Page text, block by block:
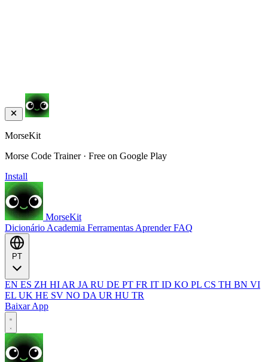
MorseKit
Morse Code Trainer · Free on Google Play
Install
MorseKit
Dicionário Academia Ferramentas AprenderFAQ
EN ES ZH HI AR JA RU DE PT FR IT ID KO PL CS TH BN VI
EL UK HE SV NO DA UR HU TR
Baixar App